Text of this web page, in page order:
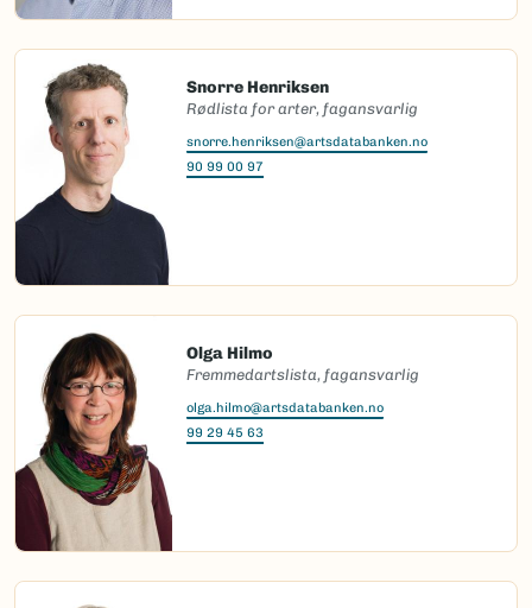
Snorre Henriksen
Rødlista for arter, fagansvarlig
snorre.henriksen@artsdatabanken.no
90 99 00 97
Olga Hilmo
Fremmedartslista, fagansvarlig
olga.hilmo@artsdatabanken.no
99 29 45 63